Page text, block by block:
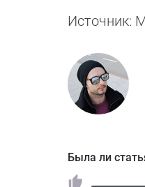
Источник:
Была ли